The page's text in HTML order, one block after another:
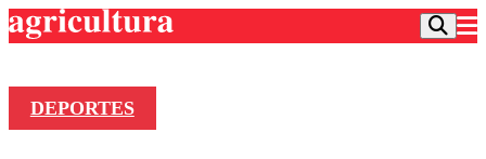
DEPORTES